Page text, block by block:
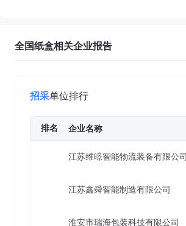
全国纸盒相关企业报告
招采单位排行
排名 企业名称
江苏维暻智能物流装备有限公司
江苏鑫舜智能制造有限公司
淮安市瑞海包装科技有限公司